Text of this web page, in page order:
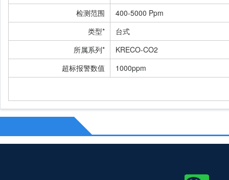
检测范围
400-5000 Ppm
类型*
台式
所属系列*
KRECO-CO2
超标报警数值
1000ppm